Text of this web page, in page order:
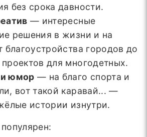
без срока давности.
— интересные
решения в жизни и на
благоустройства городов до
для многодетных.
юмор — на благо спорта и
вот такой каравай... —
истории изнутри.